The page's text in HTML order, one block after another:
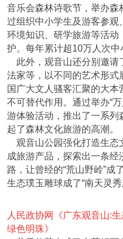
音乐会森林诗歌节，举办森
过组织中小学生及游客参
环境知识、研学旅游等活动
护。每年累计超10万人次中
此外，观音山还分别邀请
法家等，以不同的艺术形式
国广大文人骚客汇聚的大
不可替代作用。通过举办“
游体验活动，推出了一系列
起了森林文化旅游的高潮。
观音山公园强化打造生态
成旅游产品，探索出一条
路，让曾经的“荒山野岭”成
生态璞玉雕球成了“南天灵秀
人民政协网《广东观音山:
绿色明珠》